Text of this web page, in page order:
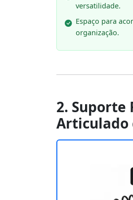
versatilidade.
Espaço para
organização.
2. Suporte
Articulado